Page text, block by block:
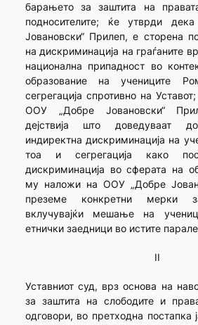
барањето за заштита на
подносителите; ќе утврди
Јовановски“ Прилеп, е сторена
на дискриминација на граѓаните
национална припадност во
образование на учениците
сегрегација спротивно на
ООУ „Добре Јовановски“
дејствија што доведуваат
индиректна дискриминација на
тоа и сегрегација како
дискриминација во сферата на
му наложи на ООУ „Добре
преземе конкретни мерки за
вклучувајќи мешање на
етнички заедници во истите
II
Уставниот суд, врз основа на
за заштита на слободите и
одговори, во претходна постапка